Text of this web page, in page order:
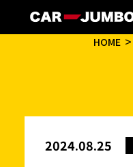
HOME
2024.08.25